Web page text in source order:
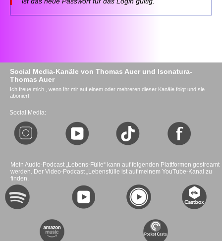
Social Media-Kanäle von Thomas Auer und Isonatura-
Thomas Auer
Ich freue mich , wenn Ihr mir auf einem oder mehreren dieser Kanäle folgt und sie
aboniert.
Social Media:
Mein Audio-Podcast „Lebens-Fülle“ kann auf folgenden Plattformen gestreamt
werden. Der Video-Podcast „Lebensfülle ist auf meinem YouTube-Kanal zu
finden.